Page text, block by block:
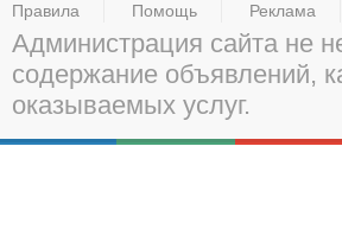
Правила Помощь Реклама
Администрация сайта не
содержание объявлений,
оказываемых услуг.